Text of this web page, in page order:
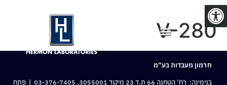
פתח סרגל נגישות
V-280
חרמון מעבדות בע“מ
בנימינה: רח‘ הטחנה 66 ת.ד 23 מיקוד 3055001,
03-376-7405 | פתח